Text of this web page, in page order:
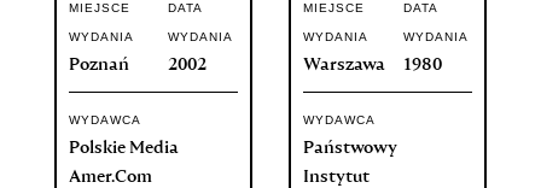
MIEJSCE
WYDANIA
Poznań
DATA
WYDANIA
2002
WYDAWCA
Polskie Media
Amer.Com
MIEJSCE
WYDANIA
Warszawa
DATA
WYDANIA
1980
WYDAWCA
Państwowy
Instytut